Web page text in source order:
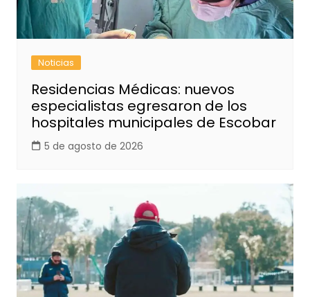
Noticias
Residencias Médicas: nuevos
especialistas egresaron de los
hospitales municipales de Escobar
5 de agosto de 2026